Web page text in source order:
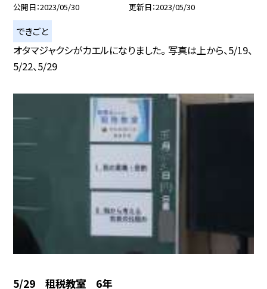
公開日 2023/05/30 更新日 2023/05/30
できごと
オタマジャクシがカエルになりました。 写真は上から、5/19、
5/22、5/29
5/29 租税教室 6年